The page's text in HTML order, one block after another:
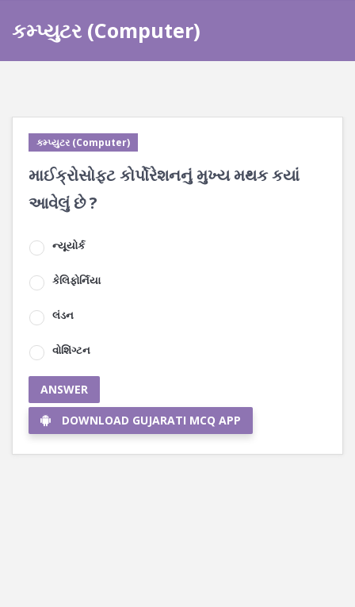
કમ્પ્યુટર (Computer)
કમ્પ્યુટર (Computer)
માઈક્રોસોફ્ટ કોર્પોરેશનનું મુખ્ય મથક કયાં
આવેલું છે ?
ન્યૂયોર્ક
કેલિફોર્નિયા
લંડન
વોશિંગ્ટન
ANSWER
DOWNLOAD GUJARATI MCQ APP